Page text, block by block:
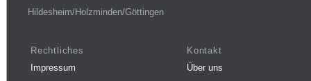
Hildesheim/Holzminden/Göttingen
Rechtliches
Impressum
Kontakt
Über uns